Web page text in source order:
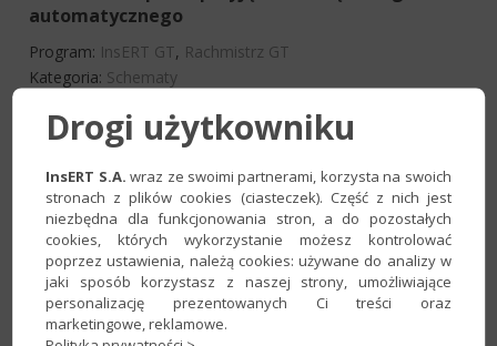
automatycznego
Program: InsERT GT, Rachmistrz GT
Kategoria: Schematy
Rachmistrz GT – Konfiguracja przykładowego
schematu importu przesunięcia
międzymagazynowego
Program: InsERT GT
Rachmistrz GT
Kategoria: Schematy
Rachmistrz GT – Konfiguracja przykładowego
Drogi użytkowniku
InsERT S.A. wraz ze swoimi partnerami, korzysta na swoich
stronach z plików cookies (ciasteczek). Część z nich jest
niezbędna dla funkcjonowania stron, a do pozostałych
cookies, których wykorzystanie możesz kontrolować
poprzez ustawienia, należą cookies: używane do analizy w
jaki sposób korzystasz z naszej strony, umożliwiające
personalizację prezentowanych Ci treści oraz
marketingowe, reklamowe.